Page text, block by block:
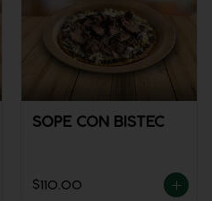
SOPE CON BISTEC
$110.00